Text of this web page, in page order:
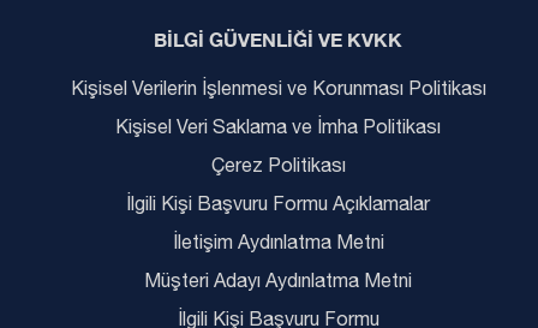
BİLGİ GÜVENLİĞİ VE KVKK
Kişisel Verilerin İşlenmesi ve Korunması Politikası
Kişisel Veri Saklama ve İmha Politikası
Çerez Politikası
İlgili Kişi Başvuru Formu Açıklamalar
İletişim Aydınlatma Metni
Müşteri Adayı Aydınlatma Metni
İlgili Kişi Başvuru Formu